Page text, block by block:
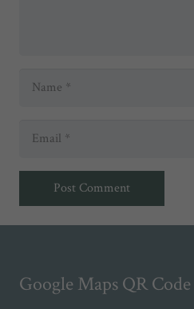
Post Comment
Google Maps QR Code